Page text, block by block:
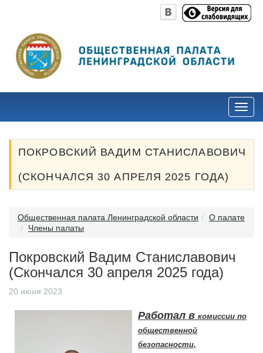
ПОКРОВСКИЙ ВАДИМ СТАНИСЛАВОВИЧ
(СКОНЧАЛСЯ 30 АПРЕЛЯ 2025 ГОДА)
Общественная палата Ленинградской области
О палате
Члены палаты
Покровский Вадим Станиславович
(Скончался 30 апреля 2025 года)
20 июня 2023
Работал в комиссии по
общественной
безопасности,